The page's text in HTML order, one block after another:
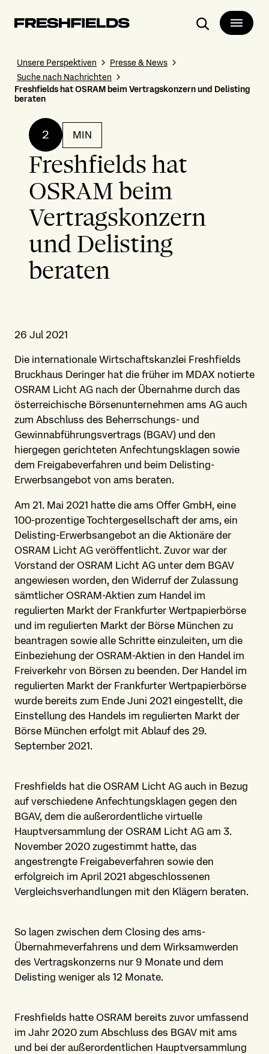
Suchen
Unsere Perspektiven
Presse & News
Suche nach Nachrichten
Freshfields hat OSRAM beim Vertragskonzern und Delisting
beraten
2 MIN
Freshfields hat
OSRAM beim
Vertragskonzern
und Delisting
beraten
26 Jul 2021
Die internationale Wirtschaftskanzlei Freshfields
Bruckhaus Deringer hat die früher im MDAX notierte
OSRAM Licht AG nach der Übernahme durch das
österreichische Börsenunternehmen ams AG auch
zum Abschluss des Beherrschungs- und
Gewinnabführungsvertrags (BGAV) und den
hiergegen gerichteten Anfechtungsklagen sowie
dem Freigabeverfahren und beim Delisting-
Erwerbsangebot von ams beraten.
Am 21. Mai 2021 hatte die ams Offer GmbH, eine
100-prozentige Tochtergesellschaft der ams, ein
Delisting-Erwerbsangebot an die Aktionäre der
OSRAM Licht AG veröffentlicht. Zuvor war der
Vorstand der OSRAM Licht AG unter dem BGAV
angewiesen worden, den Widerruf der Zulassung
sämtlicher OSRAM-Aktien zum Handel im
regulierten Markt der Frankfurter Wertpapierbörse
und im regulierten Markt der Börse München zu
beantragen sowie alle Schritte einzuleiten, um die
Einbeziehung der OSRAM-Aktien in den Handel im
Freiverkehr von Börsen zu beenden. Der Handel im
regulierten Markt der Frankfurter Wertpapierbörse
wurde bereits zum Ende Juni 2021 eingestellt, die
Einstellung des Handels im regulierten Markt der
Börse München erfolgt mit Ablauf des 29.
September 2021.
Freshfields hat die OSRAM Licht AG auch in Bezug
auf verschiedene Anfechtungsklagen gegen den
BGAV, dem die außerordentliche virtuelle
Hauptversammlung der OSRAM Licht AG am 3.
November 2020 zugestimmt hatte, das
angestrengte Freigabeverfahren sowie den
erfolgreich im April 2021 abgeschlossenen
Vergleichsverhandlungen mit den Klägern beraten.
So lagen zwischen dem Closing des ams-
Übernahmeverfahrens und dem Wirksamwerden
des Vertragskonzerns nur 9 Monate und dem
Delisting weniger als 12 Monate.
Freshfields hatte OSRAM bereits zuvor umfassend
im Jahr 2020 zum Abschluss des BGAV mit ams
und bei der außerordentlichen Hauptversammlung